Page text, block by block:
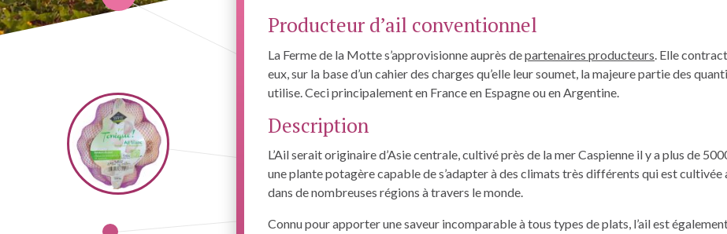
Producteur d’ail conventionnel
La Ferme de la Motte s’approvisionne auprès departenaires producteurs . Elle
eux, sur la base d’un cahier des charges qu’elle leur soumet, la majeure partie des
utilise. Ceci principalement en France en Espagne ou en Argentine.
Description
L’Ail serait originaire d’Asie centrale, cultivé près de la mer Caspienne il y a plus de
une plante potagère capable de s’adapter à des climats très différents qui est cultivée
dans de nombreuses régions à travers le monde.
Connu pour apporter une saveur incomparable à tous types de plats, l’ail est